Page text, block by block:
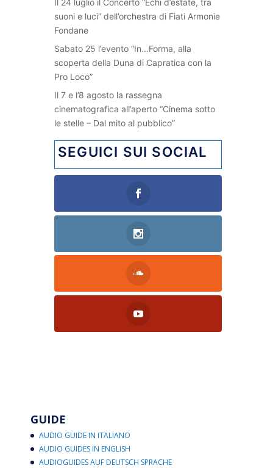
Il 24 luglio il Concerto “Echi d’estate, tra
suoni e luci” dell’orchestra di Fiati Armonie
Fondane
Sabato 25 l’evento “In…Forma, alla
scoperta della Duna di Capratica con la
Pro Loco”
Il 7 e l’8 agosto la rassegna
cinematografica all’aperto “Cinema sotto
le stelle – Dal mito al pubblico”
SEGUICI SUI SOCIAL
GUIDE
AUDIO GUIDE IN ITALIANO
AUDIO GUIDES IN ENGLISH
AUDIOGUIDES AUF DEUTSCH SPRACHE